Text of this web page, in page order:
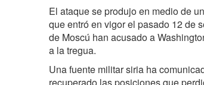
El ataque se produjo en medio de
que entró en vigor el pasado 12 de
de Moscú han acusado a
a la tregua.
Una fuente militar siria ha